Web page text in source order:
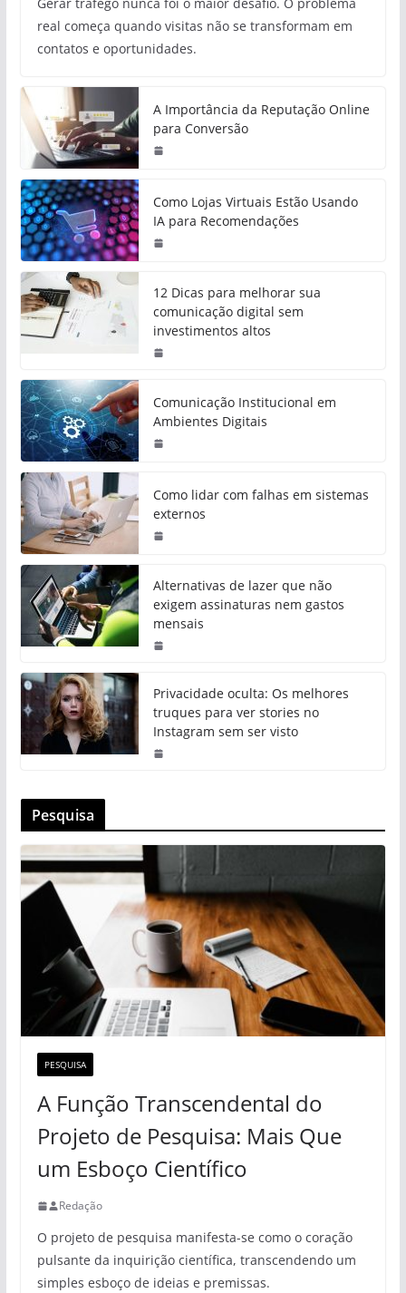
real começa quando visitas não se transformam em
contatos e oportunidades.
A Importância da Reputação Online
para Conversão
Como Lojas Virtuais Estão Usando
IA para Recomendações
12 Dicas para melhorar sua
comunicação digital sem
investimentos altos
Comunicação Institucional em
Ambientes Digitais
Como lidar com falhas em sistemas
externos
Alternativas de lazer que não
exigem assinaturas nem gastos
mensais
Privacidade oculta: Os melhores
truques para ver stories no
Instagram sem ser visto
Pesquisa
PESQUISA
A Função Transcendental do
Projeto de Pesquisa: Mais Que
um Esboço Científico
Redação
O projeto de pesquisa manifesta-se como o coração
pulsante da inquirição científica, transcendendo um
simples esboço de ideias e premissas.